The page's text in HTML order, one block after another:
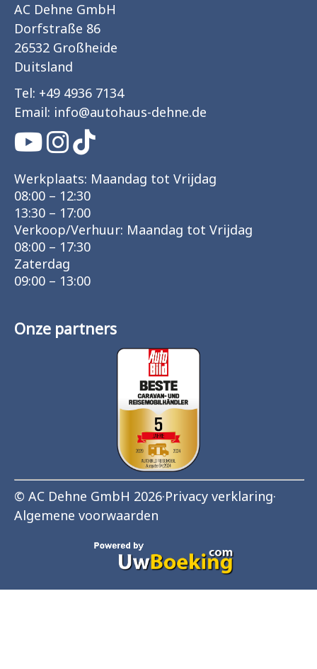
AC Dehne GmbH
Dorfstraße 86
26532 Großheide
Duitsland
Tel: +49 4936 7134
Email: info@autohaus-dehne.de
Werkplaats: Maandag tot Vrijdag
08:00 – 12:30
13:30 – 17:00
Verkoop/Verhuur: Maandag tot Vrijdag
08:00 – 17:30
Zaterdag
09:00 – 13:00
Onze partners
© AC Dehne GmbH 2026·Privacy verklaring·
Algemene voorwaarden